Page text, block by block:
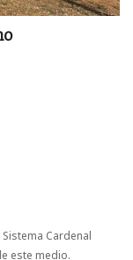
Cardenal
este medio.